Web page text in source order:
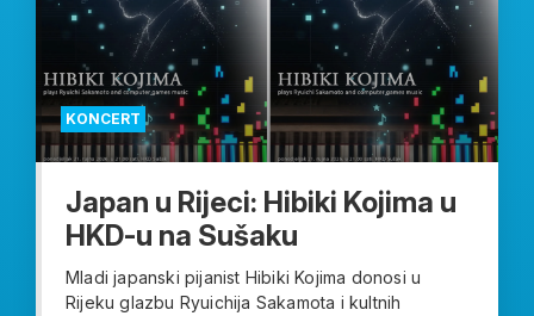
KONCERT
Japan u Rijeci: Hibiki Kojima u
HKD-u na Sušaku
Mladi japanski pijanist Hibiki Kojima donosi u
Rijeku glazbu Ryuichija Sakamota i kultnih